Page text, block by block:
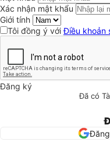
Xác nhận mật khẩu
Giới tính
Tôi đồng ý vớiĐiều khoản
Đăng ký
Đã có